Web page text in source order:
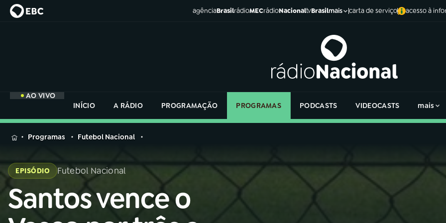
agênciaBrasilrádioMECrádioNacionaltvBrasilmais carta de serviço acesso à
AO VIVO
INÍCIO
A RÁDIO PROGRAMAÇÃO PROGRAMAS PODCASTS VIDEOCASTS mais
MENU
Buscar
na
Rádio
Buscar
na
Rádio
Nacional
Programas Futebol Nacional
EPISÓDIO Futebol Nacional
Santos vence o